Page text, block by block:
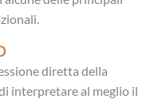
diretta della
interpretare al meglio il